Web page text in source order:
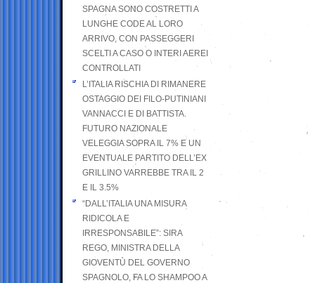
SPAGNA SONO COSTRETTI A
LUNGHE CODE AL LORO
ARRIVO, CON PASSEGGERI
SCELTI A CASO O INTERI AEREI
CONTROLLATI
L’ITALIA RISCHIA DI RIMANERE
OSTAGGIO DEI FILO-PUTINIANI
VANNACCI E DI BATTISTA.
FUTURO NAZIONALE
VELEGGIA SOPRA IL 7% E UN
EVENTUALE PARTITO DELL’EX
GRILLINO VARREBBE TRA IL 2
E IL 3.5%
“DALL’ITALIA UNA MISURA
RIDICOLA E
IRRESPONSABILE”: SIRA
REGO, MINISTRA DELLA
GIOVENTÙ DEL GOVERNO
SPAGNOLO, FA LO SHAMPOO A